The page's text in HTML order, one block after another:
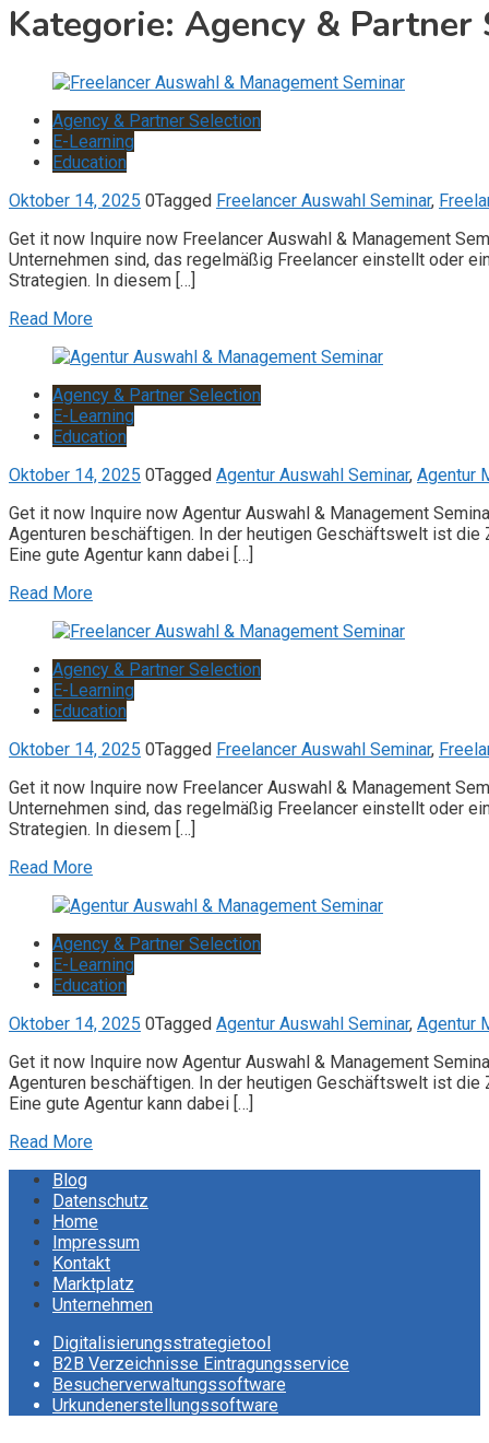
Kategorie: Agency & Partner
Agency & Partner Selection
E-Learning
Education
Oktober 14, 2025 0Tagged Freelancer Auswahl Seminar,
Get it now Inquire now Freelancer Auswahl & Management
Unternehmen sind, das regelmäßig Freelancer einstellt oder
Strategien. In diesem […]
Read More
Agency & Partner Selection
E-Learning
Education
Oktober 14, 2025 0Tagged Agentur Auswahl Seminar, Agentur
Get it now Inquire now Agentur Auswahl & Management
Agenturen beschäftigen. In der heutigen Geschäftswelt ist
Eine gute Agentur kann dabei […]
Read More
Agency & Partner Selection
E-Learning
Education
Oktober 14, 2025 0Tagged Freelancer Auswahl Seminar,
Get it now Inquire now Freelancer Auswahl & Management
Unternehmen sind, das regelmäßig Freelancer einstellt oder
Strategien. In diesem […]
Read More
Agency & Partner Selection
E-Learning
Education
Oktober 14, 2025 0Tagged Agentur Auswahl Seminar, Agentur
Get it now Inquire now Agentur Auswahl & Management
Agenturen beschäftigen. In der heutigen Geschäftswelt ist
Eine gute Agentur kann dabei […]
Read More
Blog
Datenschutz
Home
Impressum
Kontakt
Marktplatz
Unternehmen
Digitalisierungsstrategietool
B2B Verzeichnisse Eintragungsservice
Besucherverwaltungssoftware
Urkundenerstellungssoftware